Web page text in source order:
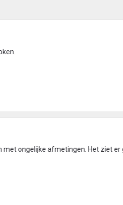
ongelijke afmetingen. Het ziet er